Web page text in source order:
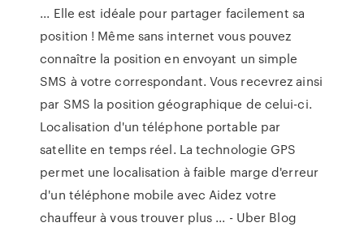
... Elle est idéale pour partager facilement sa
position ! Même sans internet vous pouvez
connaître la position en envoyant un simple
SMS à votre correspondant. Vous recevrez ainsi
par SMS la position géographique de celui-ci.
Localisation d'un téléphone portable par
satellite en temps réel. La technologie GPS
permet une localisation à faible marge d'erreur
d'un téléphone mobile avec Aidez votre
chauffeur à vous trouver plus ... - Uber Blog